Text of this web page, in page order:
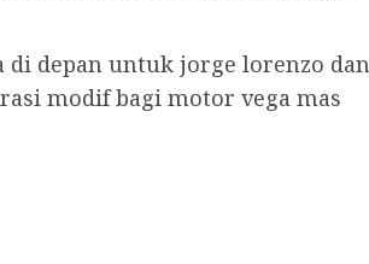
di depan untuk jorge lorenzo dan
modif bagi motor vega mas